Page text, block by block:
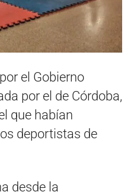
el Gobierno
por el de Córdoba,
que habían
deportistas de
desde la